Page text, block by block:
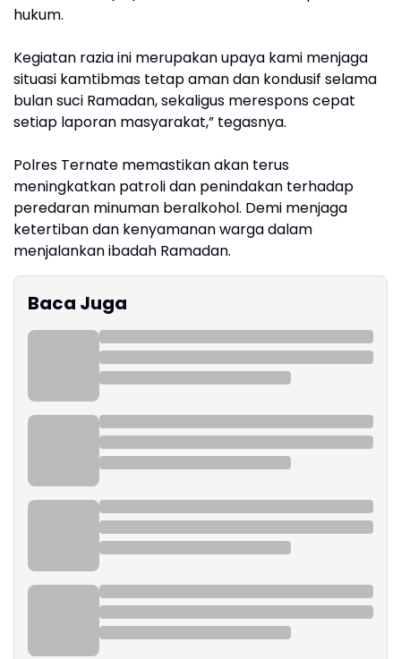
hukum.
Kegiatan razia ini merupakan upaya kami menjaga
situasi kamtibmas tetap aman dan kondusif selama
bulan suci Ramadan, sekaligus merespons cepat
setiap laporan masyarakat,” tegasnya.
Polres Ternate memastikan akan terus
meningkatkan patroli dan penindakan terhadap
peredaran minuman beralkohol. Demi menjaga
ketertiban dan kenyamanan warga dalam
menjalankan ibadah Ramadan.
Baca Juga